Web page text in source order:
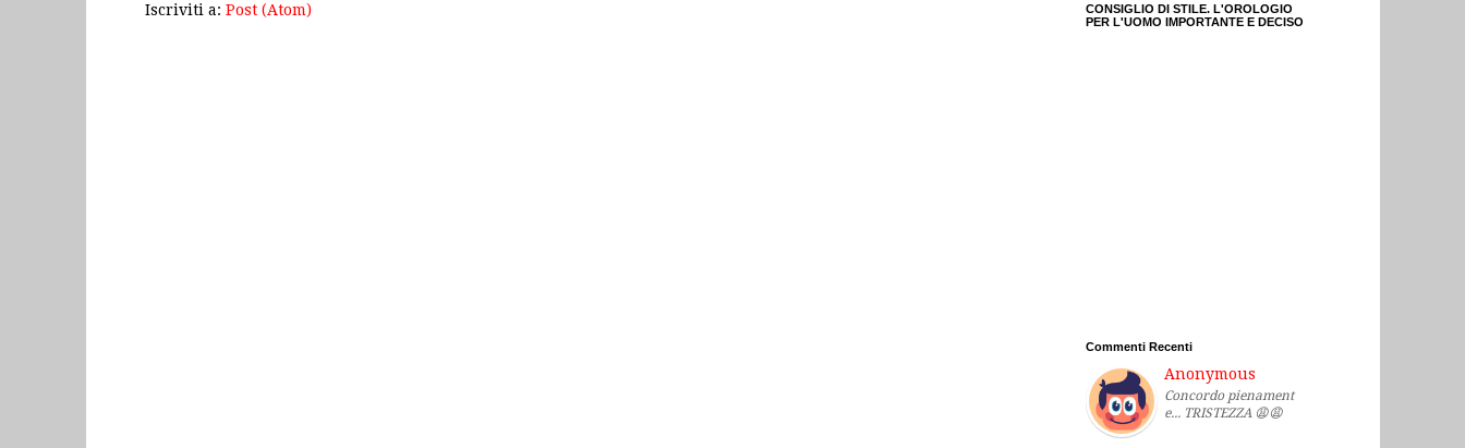
Iscriviti a: Post (Atom)
CONSIGLIO DI STILE. L'OROLOGIO
PER L'UOMO IMPORTANTE E DECISO
Commenti Recenti
Anonymous
Concordo pienament
e... TRISTEZZA 😩😩